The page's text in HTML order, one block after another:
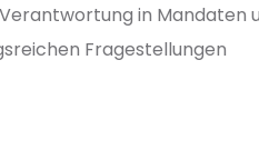
in Mandaten
Fragestellungen